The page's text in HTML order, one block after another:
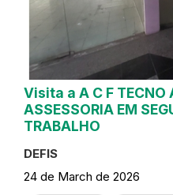
Visita a A C F TECNO
ASSESSORIA EM
TRABALHO
DEFIS
24 de March de 2026